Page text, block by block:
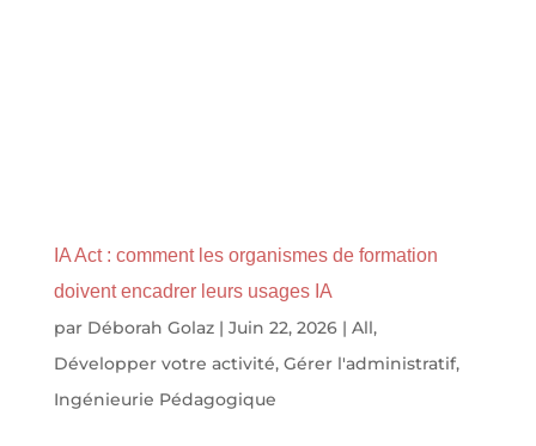
IA Act : comment les organismes de formation
doivent encadrer leurs usages IA
par Déborah Golaz| Juin 22, 2026| All,
Développer votre activité, Gérer l'administratif,
Ingénieurie Pédagogique